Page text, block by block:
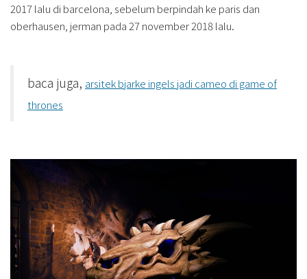
2017 lalu di barcelona, sebelum berpindah ke paris dan
oberhausen, jerman pada 27 november 2018 lalu.
baca juga, arsitek bjarke ingels jadi cameo di game of
thrones